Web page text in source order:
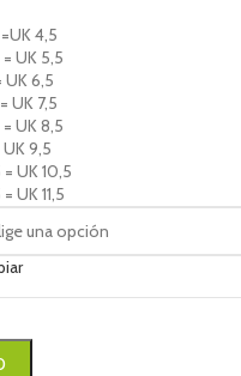
4,5
UK 5,5
UK 6,5
UK 7,5
UK 8,5
9,5
UK 10,5
UK 11,5